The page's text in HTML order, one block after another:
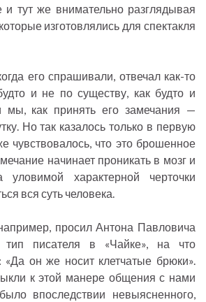
и тут же внимательно разглядывая
изготовлялись для спектакля
его спрашивали, отвечал как-то
и не по существу, как будто и
как принять его замечания —
Но так казалось только в первую
чувствовалось, что это брошенное
начинает проникать в мозг и
характерной черточки
вся суть человека.
просил Антона Павловича
тип писателя в «Чайке», на что
«Да он же носит клетчатые брюки».
к этой манере общения с нами
впоследствии невыясненного,